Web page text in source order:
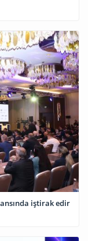
iştirak edir